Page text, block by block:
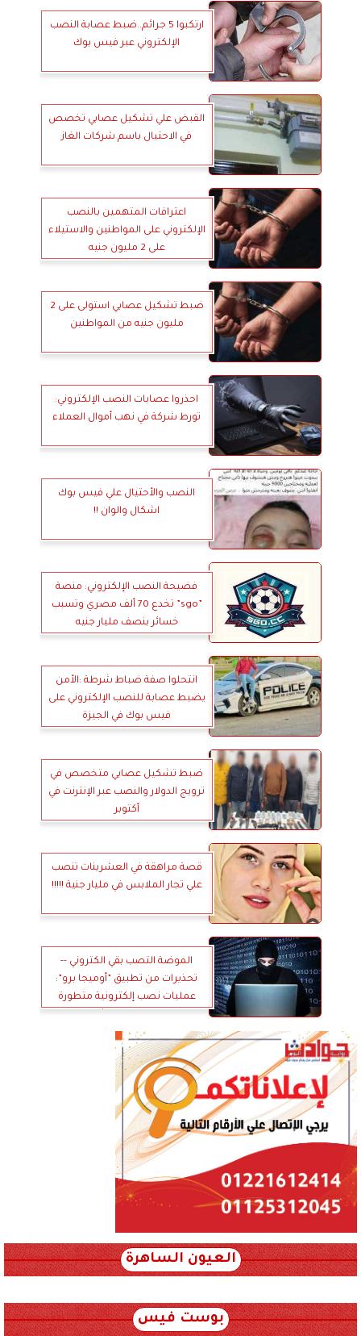
ارتكبوا 5 جرائم..ضبط عصابة النصب
الإلكتروني عبر فيس بوك
القبض علي تشكيل عصابي تخصص
في الاحتيال باسم شركات الغاز
اعترافات المتهمين بالنصب
الإلكتروني على المواطنين والاستيلاء
على 2 مليون جنيه
ضبط تشكيل عصابي استولى على 2
مليون جنيه من المواطنين
احذروا عصابات النصب الإلكتروني:
تورط شركة في نهب أموال العملاء
النصب والأحتيال علي فيس بوك
اشكال والوان !!
فضيحة النصب الإلكتروني: منصة
”sgo” تخدع 70 ألف مصري وتسبب
خسائر بنصف مليار جنيه
انتحلوا صفة ضباط شرطة :الأمن
يضبط عصابة للنصب الإلكتروني على
فيس بوك في الجيزة
ضبط تشكيل عصابي متخصص في
ترويج الدولار والنصب عبر الإنترنت في
أكتوبر
قصة مراهقة في العشرينات تنصب
علي تجار الملابس في مليار جنية !!!!!
الموضة التصب بقي الكتروني --
تحذيرات من تطبيق ”أوميجا برو”:
عمليات نصب إلكترونية متطورة
العيون الساهرة
بوست فيس